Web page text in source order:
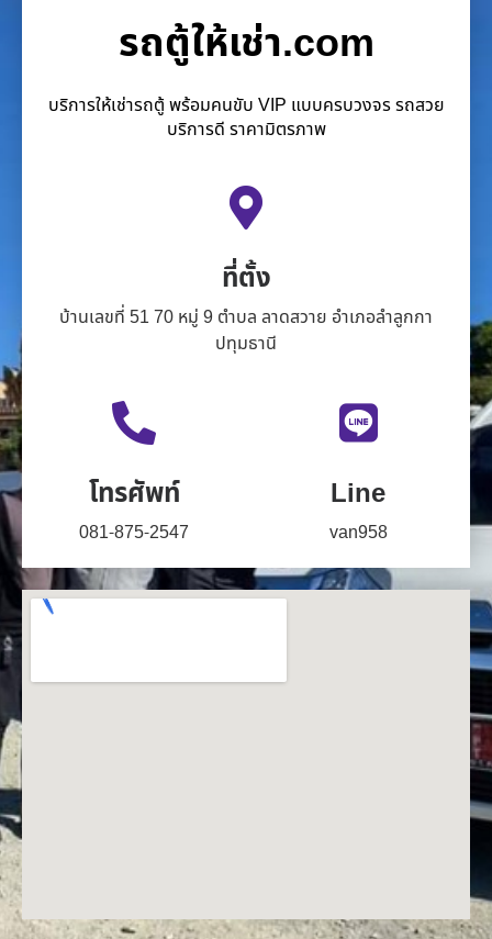
รถตู้ให้เช่า.com
บริการให้เช่ารถตู้ พร้อมคนขับ VIP แบบครบวงจร รถสวย
บริการดี ราคามิตรภาพ
ที่ตั้ง
บ้านเลขที่ 51 70 หมู่ 9 ตำบล ลาดสวาย อำเภอลำลูกกา
ปทุมธานี
โทรศัพท์
081-875-2547
Line
van958